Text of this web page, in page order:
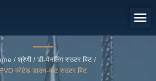
/ श्रेणी / डी-पैनलिंग राउटर बिट /
PVD कोटेड डाउन-कट राउटर बिट